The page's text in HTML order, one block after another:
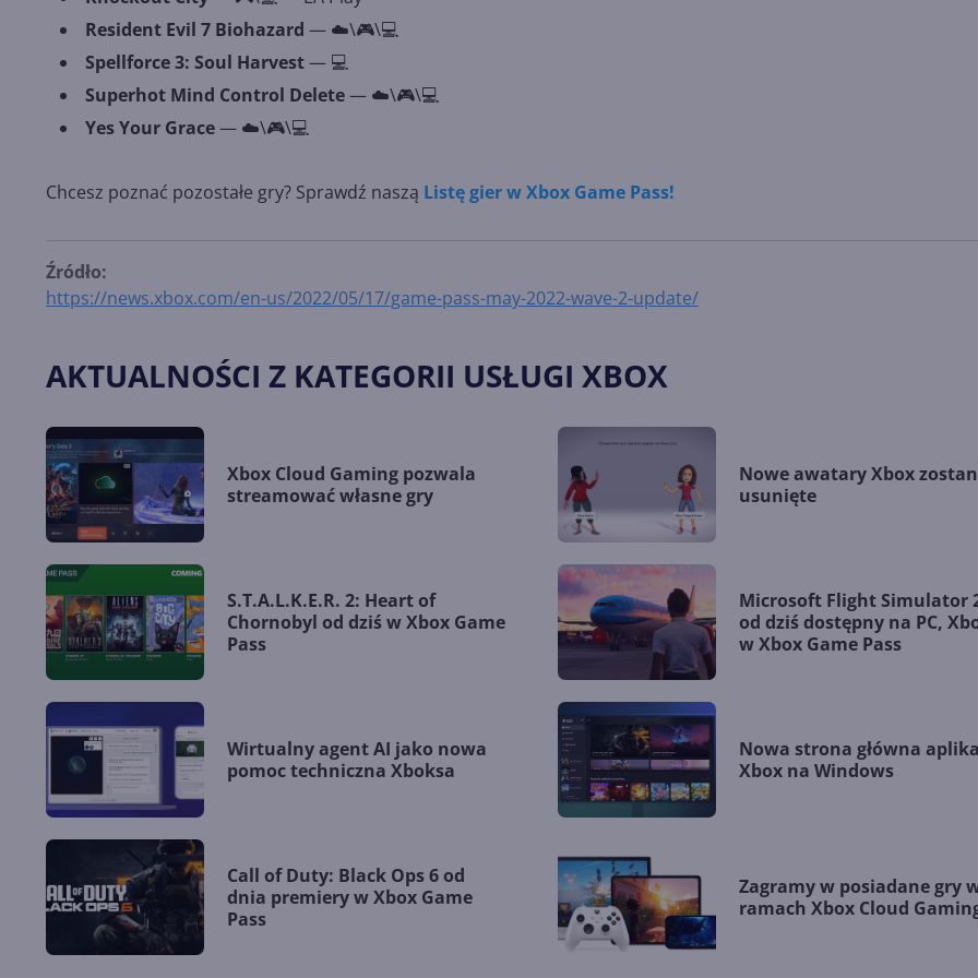
Resident Evil 7 Biohazard — ☁️\🎮\💻
Spellforce 3: Soul Harvest— 💻
Superhot Mind Control Delete— ☁️\🎮\💻
Yes Your Grace— ☁️\🎮\💻
Chcesz poznać pozostałe gry? Sprawdź naszą Listę gier w Xbox Game Pass!
Źródło:
https://news.xbox.com/en-us/2022/05/17/game-pass-may-2022-wave-2-update/
AKTUALNOŚCI Z KATEGORII USŁUGI XBOX
Xbox Cloud Gaming pozwala
streamować własne gry
Nowe awatary Xbox
usunięte
S.T.A.L.K.E.R. 2: Heart of
Chornobyl od dziś w Xbox Game
Pass
Microsoft Flight Simulator
od dziś dostępny na PC,
w Xbox Game Pass
Wirtualny agent AI jako nowa
pomoc techniczna Xboksa
Nowa strona główna
Xbox na Windows
Call of Duty: Black Ops 6 od
dnia premiery w Xbox Game
Pass
Zagramy w posiadane gry
ramach Xbox Cloud